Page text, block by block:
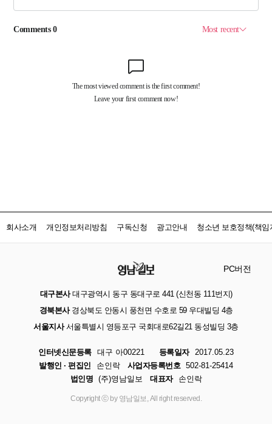
회사소개 개인정보처리방침 구독신청 광고안내 청소년 보호정책(책임
PC버전
대구본사대구광역시 동구 동대구로 441 (신천동 111번지)
경북본사경상북도 안동시 풍천면 수호로 59 우대빌딩 4층
서울지사서울특별시 영등포구 국회대로62길21 동성빌딩 3층
인터넷신문등록 대구 아00221 등록일자
2017.05.23
발행인 · 편집인
손인락 사업자등록번호 502-81-25414
법인명 (주)영남일보 대표자 손인락
Copyright ⓒ by 영남일보, All right reserved.